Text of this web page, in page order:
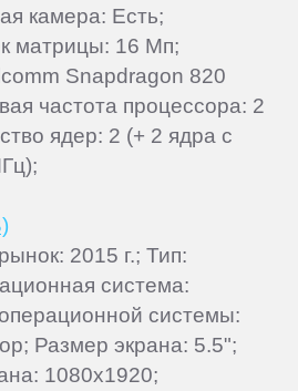
камера: Есть;
матрицы: 16 Мп;
Snapdragon 820
частота процессора: 2
ядер: 2 (+ 2 ядра с
2015 г.; Тип:
система:
системы:
Размер экрана: 5.5";
1080x1920;